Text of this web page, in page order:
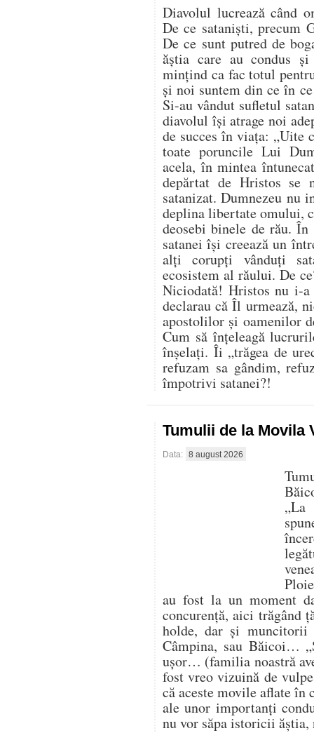
Diavolul lucrează când
De ce sataniști, precum
De ce sunt putred de
ăștia care au condus
mințind ca fac totul
și noi suntem din ce în
Si-au vândut sufletul
diavolul își atrage noi
de succes în viața: „Uite
toate poruncile Lui
acela, în mintea
depărtat de Hristos se
satanizat. Dumnezeu nu
deplina libertate omului,
deosebi binele de rău.
satanei își creează un
alți corupți vânduți
ecosistem al răului. De
Niciodată! Hristos nu i-
declarau că Îl urmează,
apostolilor și oamenilor
Cum să înțeleagă
înșelați. Îi „trăgea de
refuzam sa gândim,
împotrivi satanei?!
Tumulii de la
Data: 8 august 2026
au fost la un moment
concurență, aici trăgând
holde, dar și muncitorii
Câmpina, sau Băicoi…
ușor… (familia noastră
fost vreo vizuină de
că aceste movile aflate
ale unor importanți
nu vor săpa istoricii